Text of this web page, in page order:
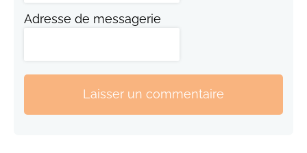
Adresse de messagerie
Laisser un commentaire